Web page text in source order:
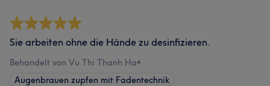
Sie arbeiten ohne die Hände zu desinfizieren.
Behandelt von Vu Thi Thanh Ha•
Augenbrauen zupfen mit Fadentechnik